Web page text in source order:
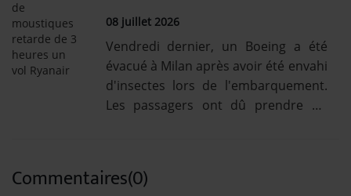
08 juillet 2026
Vendredi dernier, un Boeing a été
évacué à Milan après avoir été envahi
d'insectes lors de l'embarquement.
Les passagers ont dû prendre un
Commentaires(0)